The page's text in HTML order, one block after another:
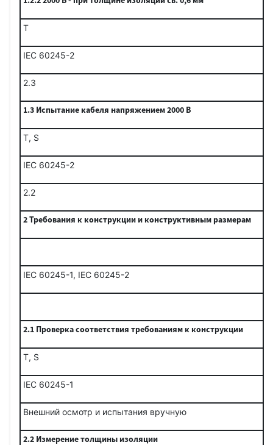
Т
IEC 60245-2
2.3
1.3 Испытание кабеля напряжением 2000 В
Т, S
IEC 60245-2
2.2
2Требования к конструкции и конструктивным размерам
IEC 60245-1, IEC 60245-2
2.1 Проверка соответствия требованиям к конструкции
Т, S
IEC 60245-1
Внешний осмотр и испытания вручную
2.2 Измерение толщины изоляции